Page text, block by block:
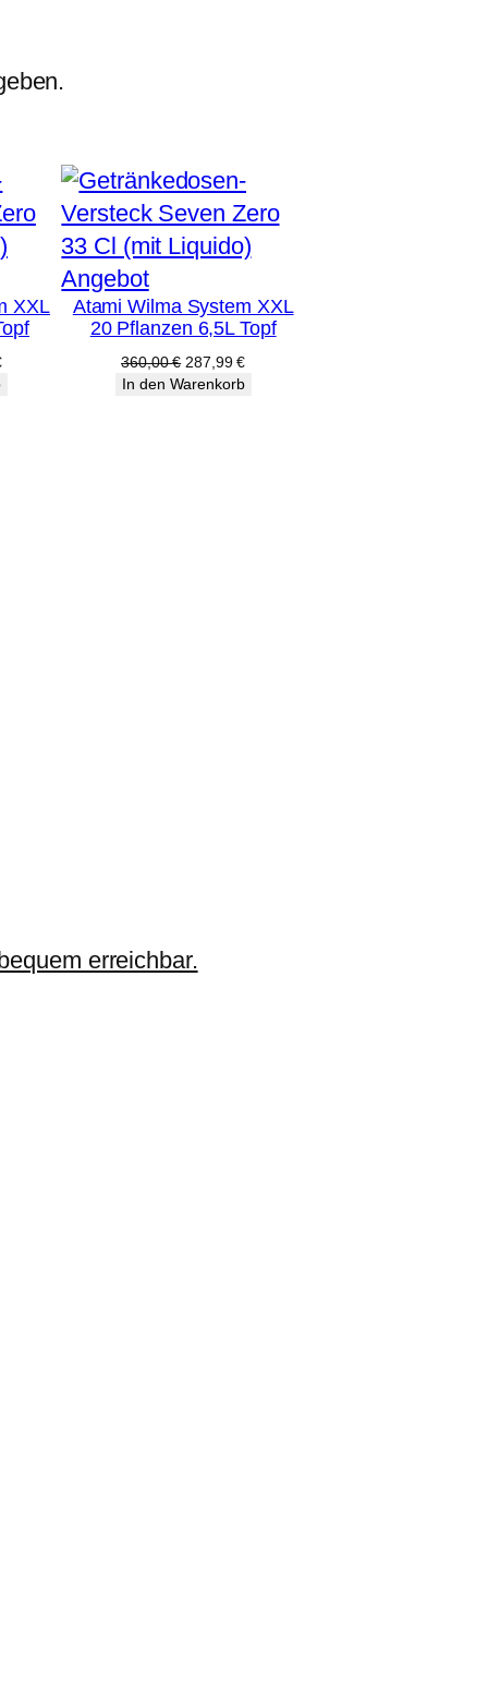
XXL
Aktueller
Preis
AngebotProdukt
im
Angebot
Atami Wilma System XXL
20 Pflanzen 6,5L Topf
360,00€ Ursprünglicher
Preis
287,99€Aktueller
Preis
In den Warenkorb
erreichbar.